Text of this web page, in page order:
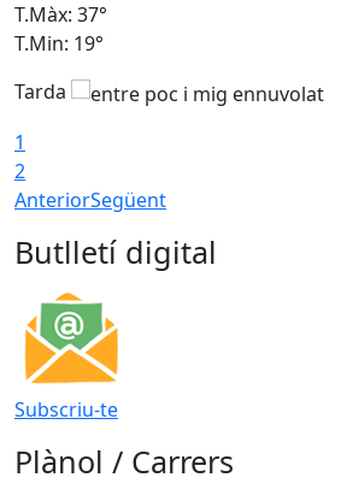
T.Màx: 37°
T.Min: 19°
Tarda
1
2
AnteriorSegüent
Butlletí digital
Subscriu-te
Plànol / Carrers